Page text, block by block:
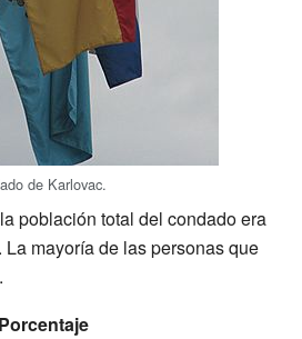
de Karlovac.
población total del condado era
mayoría de las personas que
Porcentaje